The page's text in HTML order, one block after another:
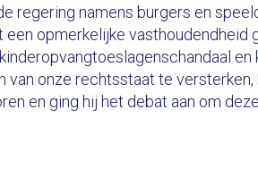
regering namens burgers en
opmerkelijke vasthoudendheid
van onze rechtsstaat te versterken,
en ging hij het debat aan om